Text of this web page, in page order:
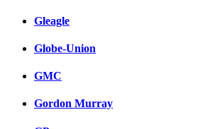
Gleagle
Globe-Union
GMC
Gordon Murray